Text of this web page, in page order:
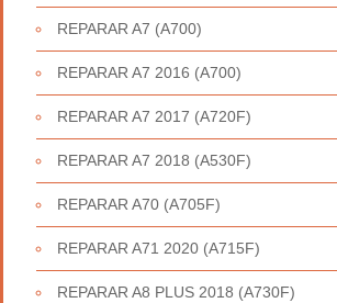
REPARAR A7 (A700)
REPARAR A7 2016 (A700)
REPARAR A7 2017 (A720F)
REPARAR A7 2018 (A530F)
REPARAR A70 (A705F)
REPARAR A71 2020 (A715F)
REPARAR A8 PLUS 2018 (A730F)